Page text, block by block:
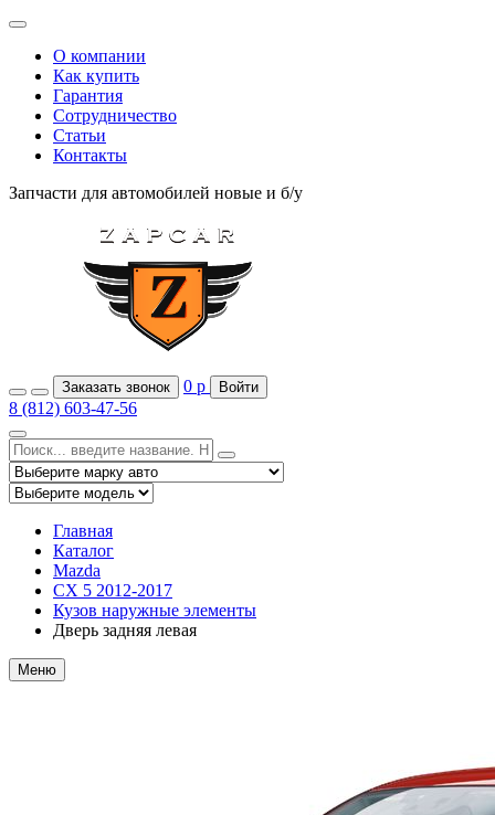
О компании
Как купить
Гарантия
Сотрудничество
Статьи
Контакты
Запчасти для автомобилей новые и б/у
Заказать звонок 0 р Войти
8 (812) 603-47-56
Главная
Каталог
Mazda
CX 5 2012-2017
Кузов наружные элементы
Дверь задняя левая
Меню